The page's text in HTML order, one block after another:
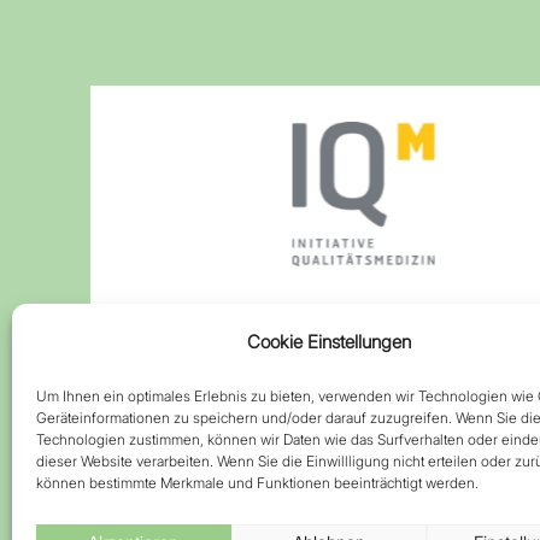
Cookie Einstellungen
Um Ihnen ein optimales Erlebnis zu bieten, verwenden wir Technologien wie
Geräteinformationen zu speichern und/oder darauf zuzugreifen. Wenn Sie
Technologien zustimmen, können wir Daten wie das Surfverhalten oder
dieser Website verarbeiten. Wenn Sie die Einwillligung nicht erteilen oder
können bestimmte Merkmale und Funktionen beeinträchtigt werden.
Veran­staltungen
Karriere
Spenden